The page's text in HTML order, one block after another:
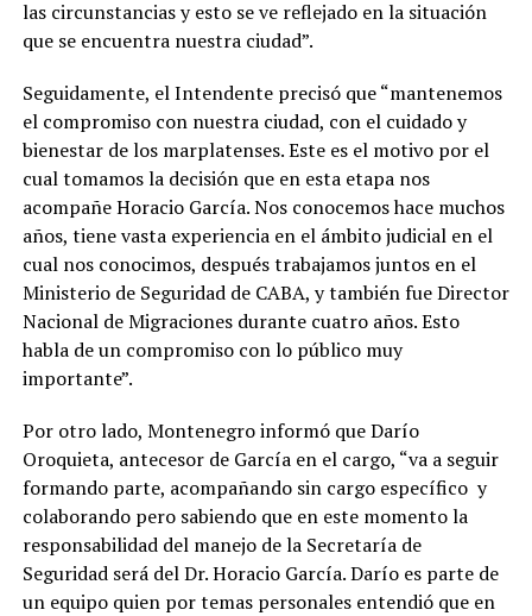
las circunstancias y esto se ve reflejado en la situación
que se encuentra nuestra ciudad”.
Seguidamente, el Intendente precisó que “mantenemos
el compromiso con nuestra ciudad, con el cuidado y
bienestar de los marplatenses. Este es el motivo por el
cual tomamos la decisión que en esta etapa nos
acompañe Horacio García. Nos conocemos hace muchos
años, tiene vasta experiencia en el ámbito judicial en el
cual nos conocimos, después trabajamos juntos en el
Ministerio de Seguridad de CABA, y también fue Director
Nacional de Migraciones durante cuatro años. Esto
habla de un compromiso con lo público muy
importante”.
Por otro lado, Montenegro informó que Darío
Oroquieta, antecesor de García en el cargo, “va a seguir
formando parte, acompañando sin cargo específico y
colaborando pero sabiendo que en este momento la
responsabilidad del manejo de la Secretaría de
Seguridad será del Dr. Horacio García. Darío es parte de
un equipo quien por temas personales entendió que en